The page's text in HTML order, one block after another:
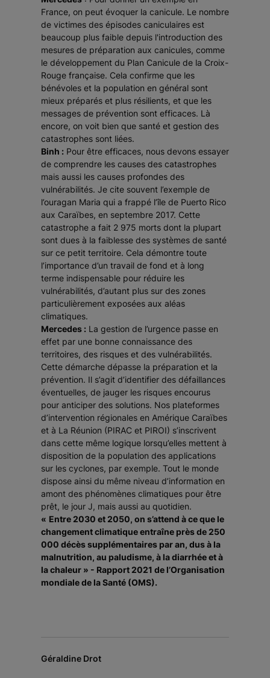
France, on peut évoquer la canicule. Le nombre
de victimes des épisodes caniculaires est
beaucoup plus faible depuis l'introduction des
mesures de préparation aux canicules, comme
le développement du Plan Canicule de la Croix-
Rouge française. Cela confirme que les
bénévoles et la population en général sont
mieux préparés et plus résilients, et que les
messages de prévention sont efficaces. Là
encore, on voit bien que santé et gestion des
catastrophes sont liées.
Binh : Pour être efficaces, nous devons essayer
de comprendre les causes des catastrophes
mais aussi les causes profondes des
vulnérabilités. Je cite souvent l’exemple de
l’ouragan Maria qui a frappé l’île de Puerto Rico
aux Caraïbes, en septembre 2017. Cette
catastrophe a fait 2 975 morts dont la plupart
sont dues à la faiblesse des systèmes de santé
sur ce petit territoire. Cela démontre toute
l’importance d’un travail de fond et à long
terme indispensable pour réduire les
vulnérabilités, d’autant plus sur des zones
particulièrement exposées aux aléas
climatiques.
Mercedes : La gestion de l’urgence passe en
effet par une bonne connaissance des
territoires, des risques et des vulnérabilités.
Cette démarche dépasse la préparation et la
prévention. Il s’agit d’identifier des défaillances
éventuelles, de jauger les risques encourus
pour anticiper des solutions. Nos plateformes
d’intervention régionales en Amérique Caraïbes
et à La Réunion (PIRAC et PIROI) s’inscrivent
dans cette même logique lorsqu’elles mettent à
disposition de la population des applications
sur les cyclones, par exemple. Tout le monde
dispose ainsi du même niveau d’information en
amont des phénomènes climatiques pour être
prêt, le jour J, mais aussi au quotidien.
« Entre 2030 et 2050, on s’attend à ce que le
changement climatique entraîne près de 250
000 décès supplémentaires par an, dus à la
malnutrition, au paludisme, à la diarrhée et à
la chaleur » - Rapport 2021 de l’Organisation
mondiale de la Santé (OMS).
Géraldine Drot